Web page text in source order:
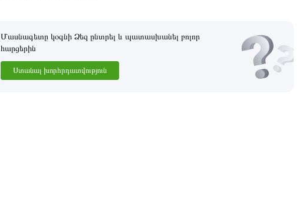
Մասնագետը կօգնի Ձեզ ընտրել և պատասխանել բոլոր
հարցերին
Ստանալ խորհրդատվություն